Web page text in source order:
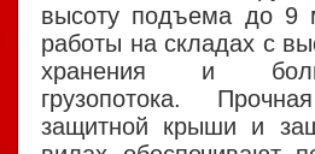
высоту подъема до 9
работы на складах с
хранения и
грузопотока.
защитной крыши и